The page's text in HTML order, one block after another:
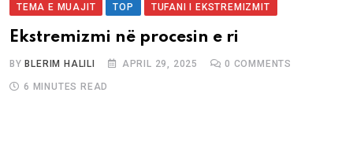
TEMA E MUAJIT TOP TUFANI I EKSTREMIZMIT
Ekstremizmi në procesin e ri
BYBLERIM HALILI APRIL 29, 2025 0 COMMENTS
6 MINUTES READ